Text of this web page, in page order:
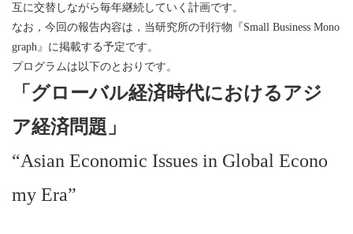
互に交替しながら毎年継続していく計画です。
なお，今回の報告内容は，当研究所の刊行物『Small Business Mono
graph』に掲載する予定です。
プログラムは以下のとおりです。
「グローバル経済時代におけるアジ
ア経済問題」
“Asian Economic Issues in Global Econo
my Era”